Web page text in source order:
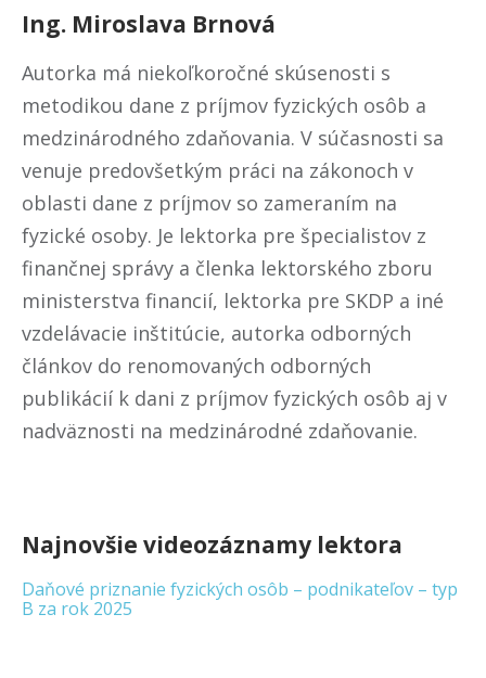
Ing. Miroslava Brnová
Autorka má niekoľkoročné skúsenosti s
metodikou dane z príjmov fyzických osôb a
medzinárodného zdaňovania. V súčasnosti sa
venuje predovšetkým práci na zákonoch v
oblasti dane z príjmov so zameraním na
fyzické osoby. Je lektorka pre špecialistov z
finančnej správy a členka lektorského zboru
ministerstva financií, lektorka pre SKDP a iné
vzdelávacie inštitúcie, autorka odborných
článkov do renomovaných odborných
publikácií k dani z príjmov fyzických osôb aj v
nadväznosti na medzinárodné zdaňovanie.
Najnovšie videozáznamy lektora
Daňové priznanie fyzických osôb – podnikateľov – typ
B za rok 2025